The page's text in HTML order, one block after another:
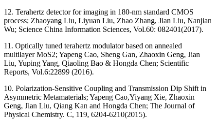
12. Terahertz detector for imaging in 180-nm standard CMOS
process; Zhaoyang Liu, Liyuan Liu, Zhao Zhang, Jian Liu, Nanjian
Wu; Science China Information Sciences, Vol.60: 082401(2017).
11. Optically tuned terahertz modulator based on annealed
multilayer MoS2; Yapeng Cao, Sheng Gan, Zhaoxin Geng, Jian
Liu, Yuping Yang, Qiaoling Bao & Hongda Chen; Scientific
Reports, Vol.6:22899 (2016).
10. Polarization-Sensitive Coupling and Transmission Dip Shift in
Asymmetric Metamaterials; Yapeng Cao,Yiyang Xie, Zhaoxin
Geng, Jian Liu, Qiang Kan and Hongda Chen; The Journal of
Physical Chemistry. C, 119, 6204-6210(2015).